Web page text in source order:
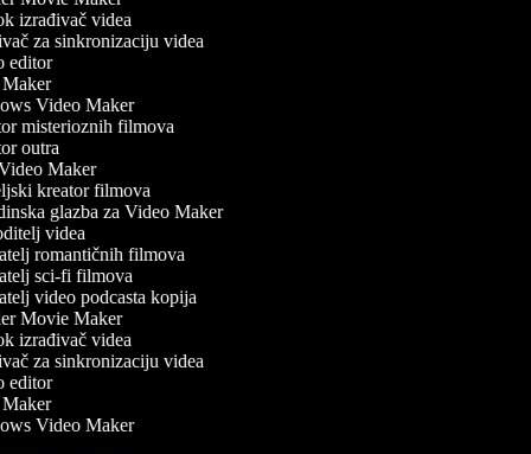
izrađivač videa
za sinkronizaciju videa
Video Maker
misterioznih filmova
outra
Maker
kreator filmova
glazba za Video Maker
videa
romantičnih filmova
sci-fi filmova
video podcasta kopija
Movie Maker
izrađivač videa
za sinkronizaciju videa
Video Maker